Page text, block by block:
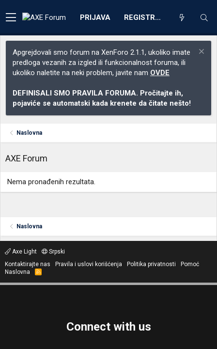
PRIJAVA REGISTRACIJA
Apgrejdovali smo forum na XenForo 2.1.1, ukoliko imate
predloga vezanih za izgled ili funkcionalnost foruma, ili
ukoliko naletite na neki problem, javite nam OVDE
DEFINISALI SMO PRAVILA FORUMA. Pročitajte ih,
pojaviće se automatski kada krenete da čitate nešto!
Naslovna
AXE Forum
Nema pronađenih rezultata.
Naslovna
Axe Light
Srpski
Kontaktirajte nas
Pravila i uslovi korišćenja Politika privatnosti
Pomoć
Naslovna
R
S
Connect with us